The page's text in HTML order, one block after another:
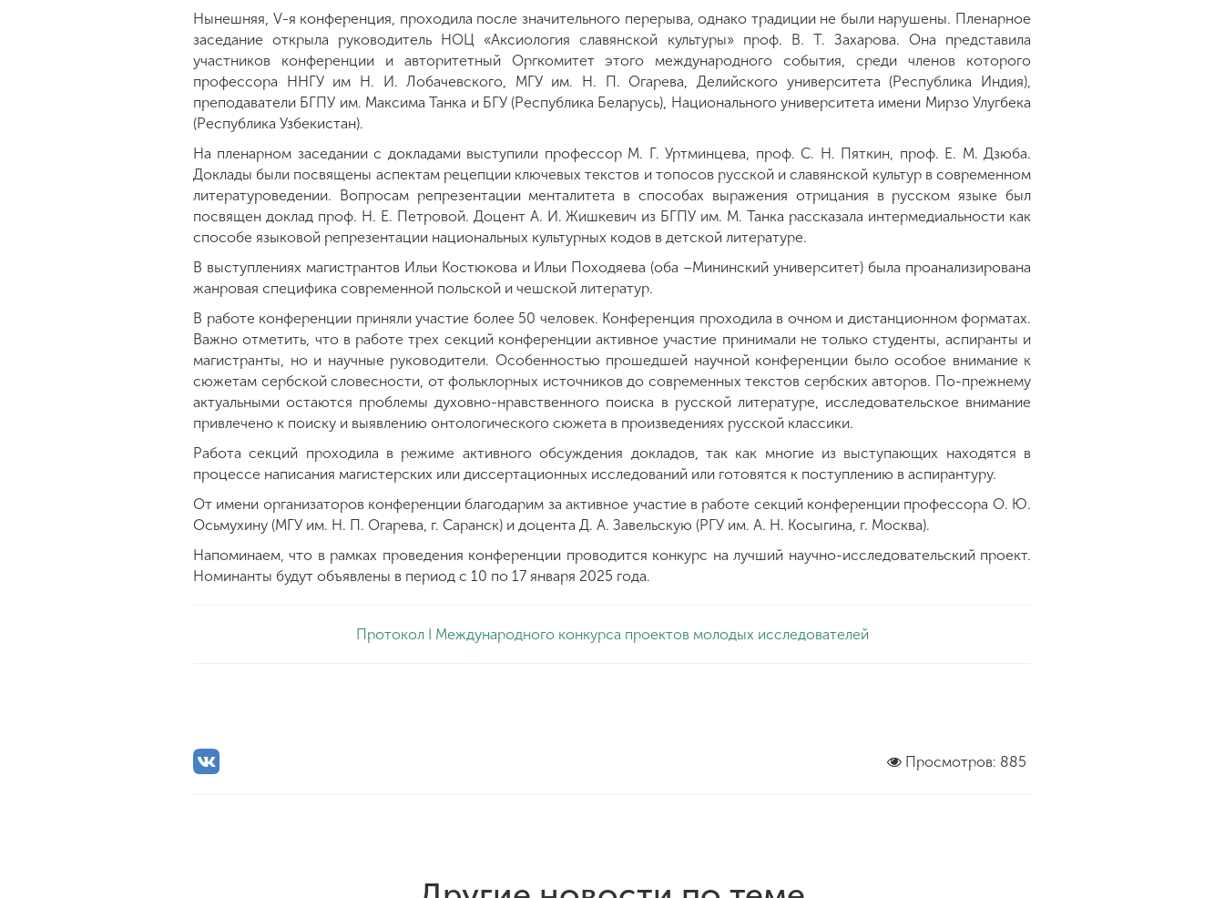
Нынешняя, V-я конференция, проходила после значительного перерыва, однако традиции не были нарушены. Пленарное
заседание открыла руководитель НОЦ «Аксиология славянской культуры» проф. В. Т. Захарова. Она представила
участников конференции и авторитетный Оргкомитет этого международного события, среди членов которого
профессора ННГУ им Н. И. Лобачевского, МГУ им. Н. П. Огарева, Делийского университета (Республика Индия),
преподаватели БГПУ им. Максима Танка и БГУ (Республика Беларусь), Национального университета имени Мирзо Улугбека
(Республика Узбекистан).
На пленарном заседании с докладами выступили профессор М. Г. Уртминцева, проф. С. Н. Пяткин, проф. Е. М. Дзюба.
Доклады были посвящены аспектам рецепции ключевых текстов и топосов русской и славянской культур в современном
литературоведении. Вопросам репрезентации менталитета в способах выражения отрицания в русском языке был
посвящен доклад проф. Н. Е. Петровой. Доцент А. И. Жишкевич из БГПУ им. М. Танка рассказала интермедиальности как
способе языковой репрезентации национальных культурных кодов в детской литературе.
В выступлениях магистрантов Ильи Костюкова и Ильи Походяева (оба –Мининский университет) была проанализирована
жанровая специфика современной польской и чешской литератур.
В работе конференции приняли участие более 50 человек. Конференция проходила в очном и дистанционном форматах.
Важно отметить, что в работе трех секций конференции активное участие принимали не только студенты, аспиранты и
магистранты, но и научные руководители. Особенностью прошедшей научной конференции было особое внимание к
сюжетам сербской словесности, от фольклорных источников до современных текстов сербских авторов. По-прежнему
актуальными остаются проблемы духовно-нравственного поиска в русской литературе, исследовательское внимание
привлечено к поиску и выявлению онтологического сюжета в произведениях русской классики.
Работа секций проходила в режиме активного обсуждения докладов, так как многие из выступающих находятся в
процессе написания магистерских или диссертационных исследований или готовятся к поступлению в аспирантуру.
От имени организаторов конференции благодарим за активное участие в работе секций конференции профессора О. Ю.
Осьмухину (МГУ им. Н. П. Огарева, г. Саранск) и доцента Д. А. Завельскую (РГУ им. А. Н. Косыгина, г. Москва).
Напоминаем, что в рамках проведения конференции проводится конкурс на лучший научно-исследовательский проект.
Номинанты будут объявлены в период с 10 по 17 января 2025 года.
Протокол I Международного конкурса проектов молодых исследователей
Просмотров: 885